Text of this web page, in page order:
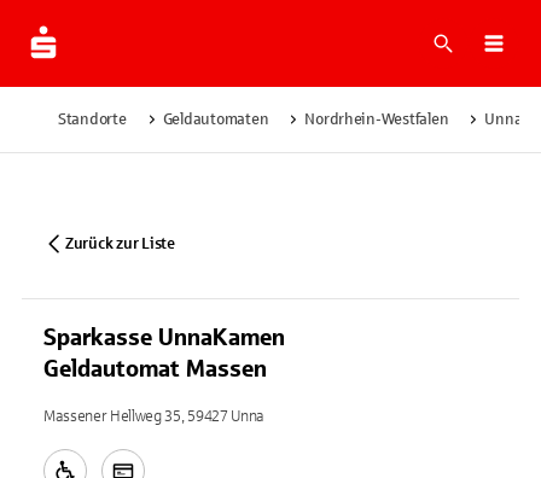
Suche
Standorte Geldautomaten Nordrhein-Westfalen Unna
Zurück zur Liste
Sparkasse UnnaKamen
Geldautomat Massen
Massener Hellweg 35, 59427 Unna